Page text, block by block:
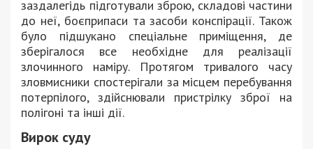
заздалегідь підготували зброю, складові частини
до неї, боєприпаси та засоби конспірації. Також
було підшукано спеціальне приміщення, де
зберігалося все необхідне для реалізації
злочинного наміру. Протягом тривалого часу
зловмисники спостерігали за місцем перебування
потерпілого, здійснювали пристрілку зброї на
полігоні та інші дії.
Вирок суду